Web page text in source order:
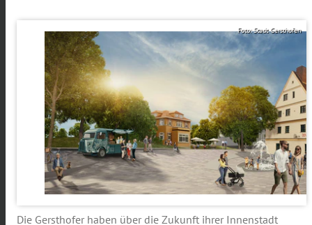
Foto: Stadt Gersthofen
Die Gersthofer haben über die Zukunft ihrer Innenstadt